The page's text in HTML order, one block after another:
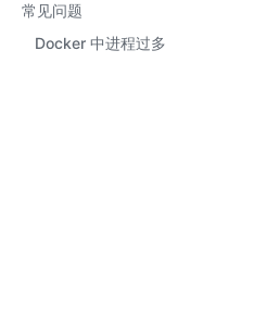
常见问题
Docker 中进程过多